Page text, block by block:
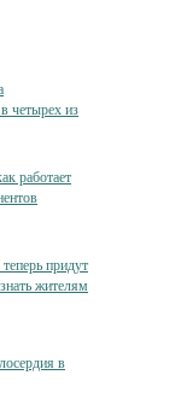
четырех из
работает
придут
жителям
в